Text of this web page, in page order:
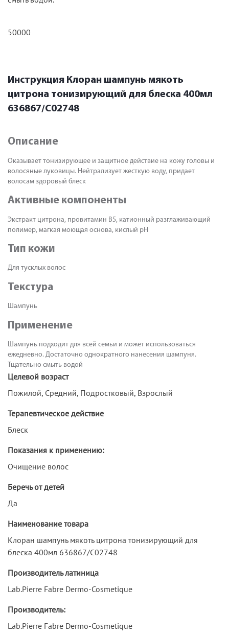
50000
Инструкция Клоран шампунь мякоть
цитрона тонизирующий для блеска 400мл
636867/С02748
Описание
Оказывает тонизирующее и защитное действие на кожу головы и
волосяные луковицы. Нейтрализует жесткую воду, придает
волосам здоровый блеск
Активные компоненты
Экстракт цитрона, провитамин В5, катионный разглаживающий
полимер, магкая моющая основа, кислый pH
Тип кожи
Для тусклых волос
Текстура
Шампунь
Применение
Шампунь подходит для всей семьи и может использоваться
ежедневно. Достаточно однократного нанесения шампуня.
Тщательно смыть водой
Целевой возраст
Пожилой, Средний, Подростковый, Взрослый
Терапевтическое действие
Блеск
Показания к применению:
Очищение волос
Беречь от детей
Да
Наименование товара
Клоран шампунь мякоть цитрона тонизирующий для
блеска 400мл 636867/С02748
Производитель латиница
Lab.Pierre Fabre Dermo-Cosmetique
Производитель:
Lab.Pierre Fabre Dermo-Cosmetique